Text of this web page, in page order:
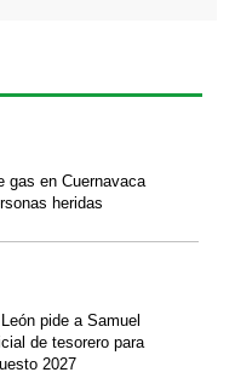
gas en Cuernavaca
heridas
pide a Samuel
de tesorero para
2027